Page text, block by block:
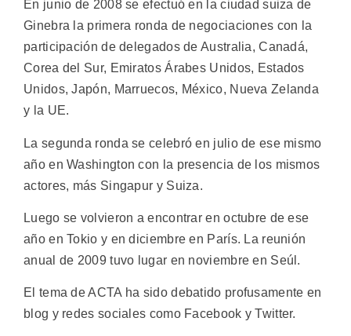
En junio de 2008 se efectuó en la ciudad suiza de
Ginebra la primera ronda de negociaciones con la
participación de delegados de Australia, Canadá,
Corea del Sur, Emiratos Árabes Unidos, Estados
Unidos, Japón, Marruecos, México, Nueva Zelanda
y la UE.
La segunda ronda se celebró en julio de ese mismo
año en Washington con la presencia de los mismos
actores, más Singapur y Suiza.
Luego se volvieron a encontrar en octubre de ese
año en Tokio y en diciembre en París. La reunión
anual de 2009 tuvo lugar en noviembre en Seúl.
El tema de ACTA ha sido debatido profusamente en
blog y redes sociales como Facebook y Twitter.